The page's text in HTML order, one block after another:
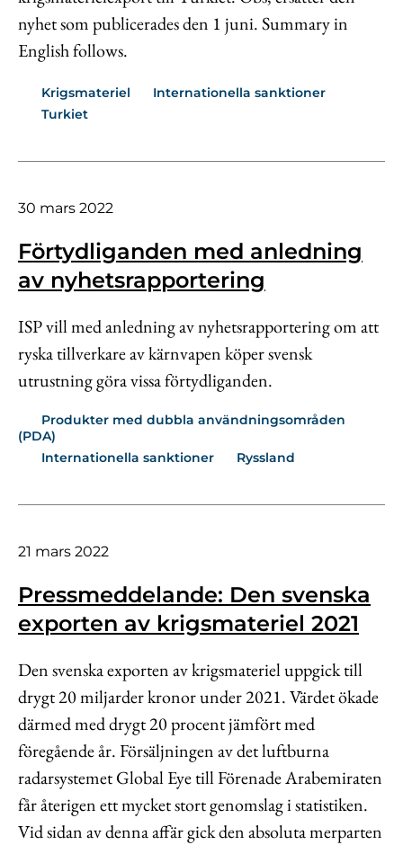
nyhet som publicerades den 1 juni. Summary in
English follows.
Krigsmateriel
Internationella sanktioner
Turkiet
30 mars 2022
Förtydliganden med anledning
av nyhetsrapportering
ISP vill med anledning av nyhetsrapportering om att
ryska tillverkare av kärnvapen köper svensk
utrustning göra vissa förtydliganden.
Produkter med dubbla användningsområden
(PDA)
Internationella sanktioner
Ryssland
21 mars 2022
Pressmeddelande: Den svenska
exporten av krigsmateriel 2021
Den svenska exporten av krigsmateriel uppgick till
drygt 20 miljarder kronor under 2021. Värdet ökade
därmed med drygt 20 procent jämfört med
föregående år. Försäljningen av det luftburna
radarsystemet Global Eye till Förenade Arabemiraten
får återigen ett mycket stort genomslag i statistiken.
Vid sidan av denna affär gick den absoluta merparten